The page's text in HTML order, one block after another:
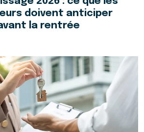
doivent anticiper
la rentrée